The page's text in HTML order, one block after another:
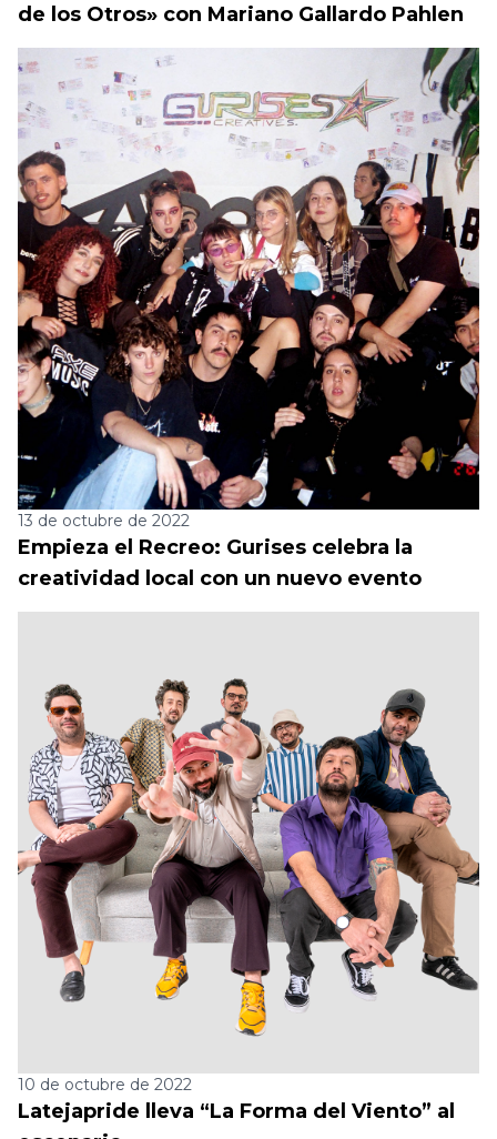
de los Otros» con Mariano Gallardo Pahlen
13 de octubre de 2022
Empieza el Recreo: Gurises celebra la
creatividad local con un nuevo evento
10 de octubre de 2022
Latejapride lleva “La Forma del Viento” al